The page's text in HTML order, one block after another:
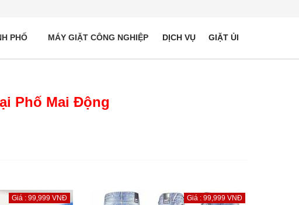
PHỐ MÁY GIẶT CÔNG NGHIỆP DỊCH VỤ GIẶT ỦI
Phố Mai Động
Giá : 99,999 VNĐ Giá : 99,999 VNĐ